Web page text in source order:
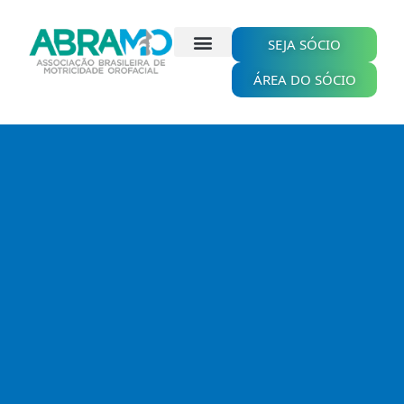
conteúdo
SEJA SÓCIO
ÁREA DO SÓCIO